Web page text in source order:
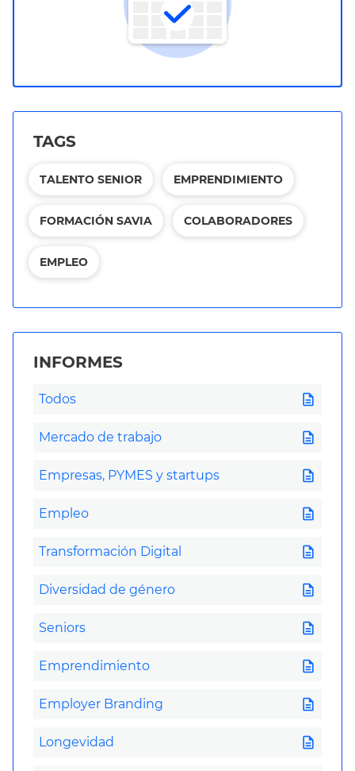
TAGS
TALENTO SENIOR EMPRENDIMIENTO
FORMACIÓN SAVIA COLABORADORES
EMPLEO
INFORMES
Todos description
Mercado de trabajo description
Empresas, PYMES y startups description
Empleo description
Transformación Digital description
Diversidad de género description
Seniors description
Emprendimiento description
Employer Branding description
Longevidad description